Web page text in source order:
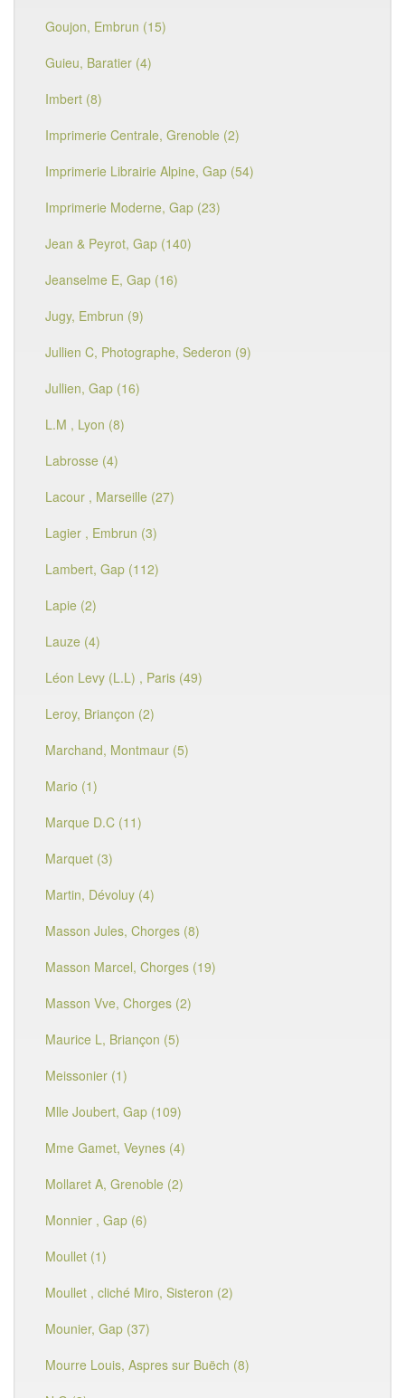
Goujon, Embrun (15)
Guieu, Baratier (4)
Imbert (8)
Imprimerie Centrale, Grenoble (2)
Imprimerie Librairie Alpine, Gap (54)
Imprimerie Moderne, Gap (23)
Jean & Peyrot, Gap (140)
Jeanselme E, Gap (16)
Jugy, Embrun (9)
Jullien C, Photographe, Sederon (9)
Jullien, Gap (16)
L.M , Lyon (8)
Labrosse (4)
Lacour , Marseille (27)
Lagier , Embrun (3)
Lambert, Gap (112)
Lapie (2)
Lauze (4)
Léon Levy (L.L) , Paris (49)
Leroy, Briançon (2)
Marchand, Montmaur (5)
Mario (1)
Marque D.C (11)
Marquet (3)
Martin, Dévoluy (4)
Masson Jules, Chorges (8)
Masson Marcel, Chorges (19)
Masson Vve, Chorges (2)
Maurice L, Briançon (5)
Meissonier (1)
Mlle Joubert, Gap (109)
Mme Gamet, Veynes (4)
Mollaret A, Grenoble (2)
Monnier , Gap (6)
Moullet (1)
Moullet , cliché Miro, Sisteron (2)
Mounier, Gap (37)
Mourre Louis, Aspres sur Buëch (8)